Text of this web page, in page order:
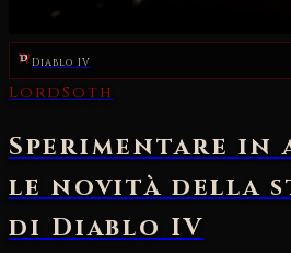
Diablo IV